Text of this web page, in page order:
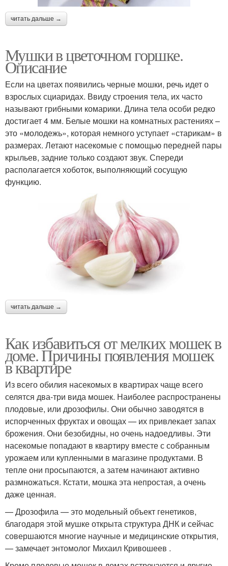
читать дальше →
Мушки в цветочном горшке.
Описание
Если на цветах появились черные мошки, речь идет о
взрослых сциаридах. Ввиду строения тела, их часто
называют грибными комарики. Длина тела особи редко
достигает 4 мм. Белые мошки на комнатных растениях –
это «молодежь», которая немного уступает «старикам» в
размерах. Летают насекомые с помощью передней пары
крыльев, задние только создают звук. Спереди
располагается хоботок, выполняющий сосущую
функцию.
читать дальше →
Как избавиться от мелких мошек в
доме. Причины появления мошек
в квартире
Из всего обилия насекомых в квартирах чаще всего
селятся два-три вида мошек. Наиболее распространены
плодовые, или дрозофилы. Они обычно заводятся в
испорченных фруктах и овощах — их привлекает запах
брожения. Они безобидны, но очень надоедливы. Эти
насекомые попадают в квартиру вместе с собранным
урожаем или купленными в магазине продуктами. В
тепле они просыпаются, а затем начинают активно
размножаться. Кстати, мошка эта непростая, а очень
даже ценная.
— Дрозофила — это модельный объект генетиков,
благодаря этой мушке открыта структура ДНК и сейчас
совершаются многие научные и медицинские открытия,
— замечает энтомолог Михаил Кривошеев .